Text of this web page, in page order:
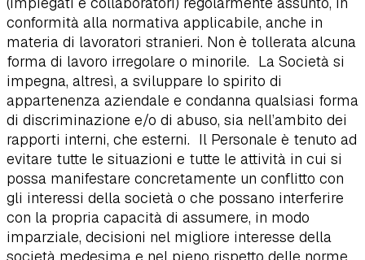
conformità alla normativa applicabile, anche in
materia di lavoratori stranieri. Non è tollerata alcuna
forma di lavoro irregolare o minorile. La Società si
impegna, altresì, a sviluppare lo spirito di
appartenenza aziendale e condanna qualsiasi forma
di discriminazione e/o di abuso, sia nell’ambito dei
rapporti interni, che esterni. Il Personale è tenuto ad
evitare tutte le situazioni e tutte le attività in cui si
possa manifestare concretamente un conflitto con
gli interessi della società o che possano interferire
con la propria capacità di assumere, in modo
imparziale, decisioni nel migliore interesse della
società medesima e nel pieno rispetto delle norme